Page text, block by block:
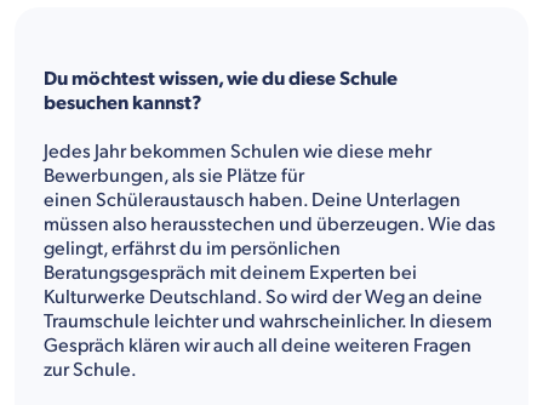
Du möchtest wissen, wie du diese Schule
besuchen kannst?
Jedes Jahr bekommen Schulen wie diese mehr
Bewerbungen, als sie Plätze für
einen Schüleraustausch haben. Deine Unterlagen
müssen also herausstechen und überzeugen. Wie das
gelingt, erfährst du im persönlichen
Beratungsgespräch mit deinem Experten bei
Kulturwerke Deutschland. So wird der Weg an deine
Traumschule leichter und wahrscheinlicher. In diesem
Gespräch klären wir auch all deine weiteren Fragen
zur Schule.